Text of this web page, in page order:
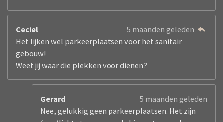
Ceciel
5 maanden geleden
Het lijken wel parkeerplaatsen voor het sanitair
gebouw!
Weet jij waar die plekken voor dienen?
Gerard
5 maanden geleden
Nee, gelukkig geen parkeerplaatsen. Het zijn